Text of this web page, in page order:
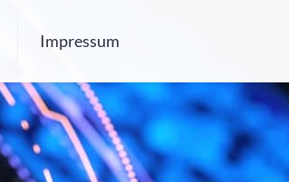
Impressum